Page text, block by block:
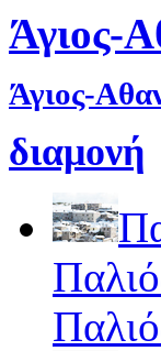
Άγιος-
Άγιος-
διαμονή